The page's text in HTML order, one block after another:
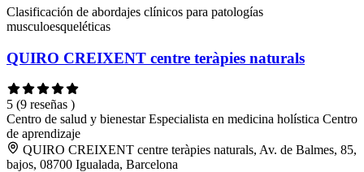
Clasificación de abordajes clínicos para patologías
musculoesqueléticas
QUIRO CREIXENT centre teràpies naturals
5 (9 reseñas )
Centro de salud y bienestarEspecialista en medicina holística Centro
de aprendizaje
QUIRO CREIXENT centre teràpies naturals, Av. de Balmes, 85,
bajos, 08700 Igualada, Barcelona